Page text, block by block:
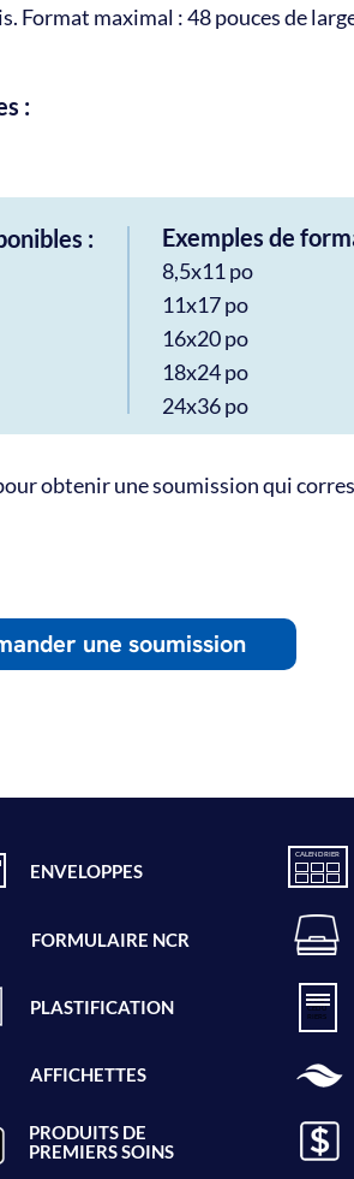
Format maximal : 48 pouces de
:
: Exemples de
8,5x11 po
11x17 po
16x20 po
18x24 po
24x36 po
obtenir une soumission qui
une soumission
ENVELOPPES
CALENDRIER
PLASTIFICATION
FORMULAIRE NCR
PRO
CÉDU
RIERS
AFFICHETTES
PRODUITS DE
PREMIERS SOINS